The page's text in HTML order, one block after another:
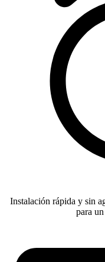
Instalación rápida y sin
para